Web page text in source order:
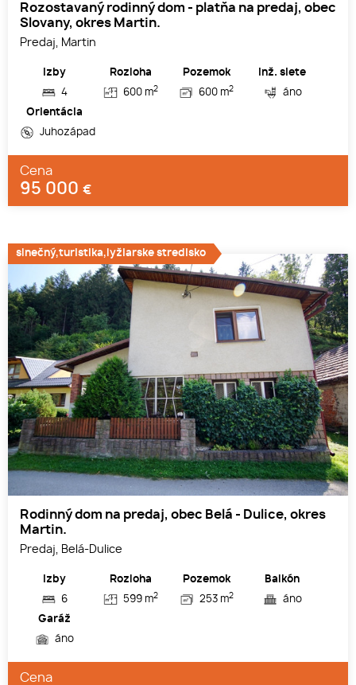
Rozostavaný rodinný dom - platňa na predaj, obec
Slovany, okres Martin.
Predaj, Martin
Izby
4
Rozloha
600 m2
Pozemok
600 m2
Inž. siete
áno
Orientácia
Juhozápad
Cena
95 000 €
Rodinný dom na predaj, obec Belá - Dulice, okres
Martin.
Predaj, Belá-Dulice
Izby
6
Rozloha
599 m2
Pozemok
253 m2
Balkón
áno
Garáž
áno
Cena
slnečný,turistika,lyžiarske stredisko